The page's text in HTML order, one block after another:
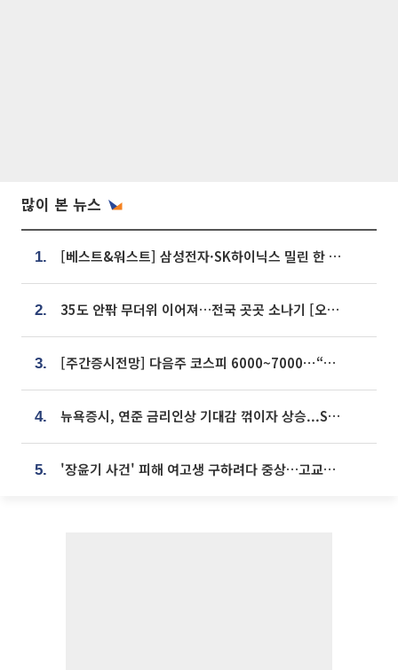
많이 본 뉴스
1. [베스트&워스트] 삼성전자·SK하이닉스 밀린 한 주…상상인증권은 85% 급등
2. 35도 안팎 무더위 이어져…전국 곳곳 소나기 [오늘 날씨]
3. [주간증시전망] 다음주 코스피 6000~7000⋯“外人 수급은 정책이 변수”
4. 뉴욕증시, 연준 금리인상 기대감 꺾이자 상승...S&P500 사상 최고치 [종합]
5. '장윤기 사건' 피해 여고생 구하려다 중상…고교생 의상자 지정